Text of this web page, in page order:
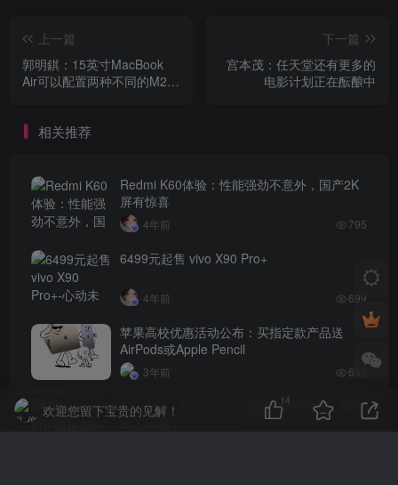
上一篇
郭明錤：15英寸MacBook
Air可以配置两种不同的M2芯
下一篇
宫本茂：任天堂还有更多的
电影计划正在酝酿中
相关推荐
Redmi K60体验：性能强劲不意外，国产2K
屏有惊喜
4年前 795
6499元起售 vivo X90 Pro+
4年前 699
苹果高校优惠活动公布：买指定款产品送
AirPods或Apple Pencil
3年前 630
iPhone 14 Pro 微信扫码拍照无法对焦，哪里
出了问题？
欢迎您留下宝贵的见解！
14